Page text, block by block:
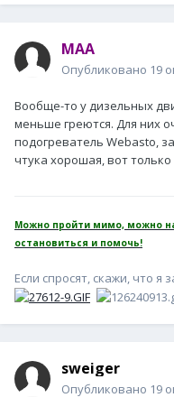
MAA
Опубликовано 19
Вообще-то у дизельных
меньше греются. Для них
подогреватель Webasto,
чтука хорошая, вот
Можно пройти мимо, можно
остановиться и помочь!
Если спросят, скажи, что я
sweiger
Опубликовано 19